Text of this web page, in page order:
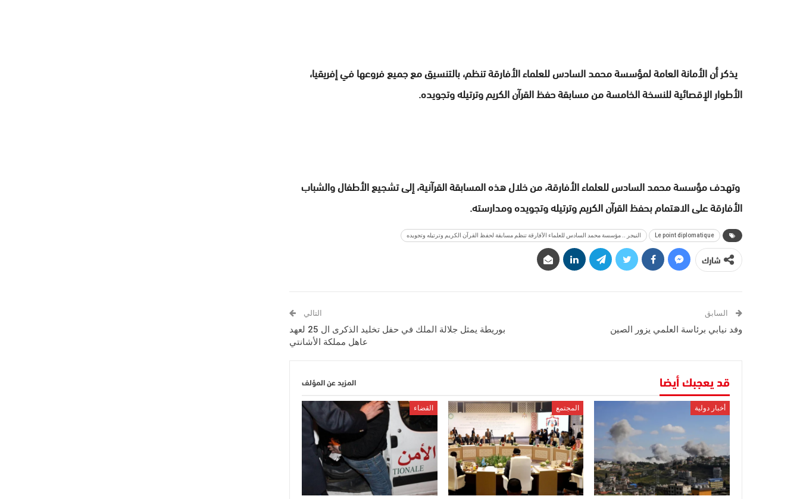
يذكر أن الأمانة العامة لمؤسسة محمد السادس للعلماء الأفارقة تنظم، بالتنسيق مع جميع فروعها في إفريقيا،
الأطوار الإقصائية للنسخة الخامسة من مسابقة حفظ القرآن الكريم وترتيله وتجويده.
وتهدف مؤسسة محمد السادس للعلماء الأفارقة، من خلال هذه المسابقة القرآنية، إلى تشجيع الأطفال والشباب
الأفارقة على الاهتمام بحفظ القرآن الكريم وترتيله وتجويده ومدارسته.
Le point diplomatique النيجر .. مؤسسة محمد السادس للعلماء الأفارقة تنظم مسابقة لحفظ القرآن الكريم وترتيله وتجويده
شارك
السابق
وفد نيابي برئاسة العلمي يزور الصين
التالي
بوريطة يمثل جلالة الملك في حفل تخليد الذكرى ال 25 لعهد
عاهل مملكة الأشانتي
قد يعجبك أيضا المزيد عن المؤلف
أخبار دولية المجتمع القضاء